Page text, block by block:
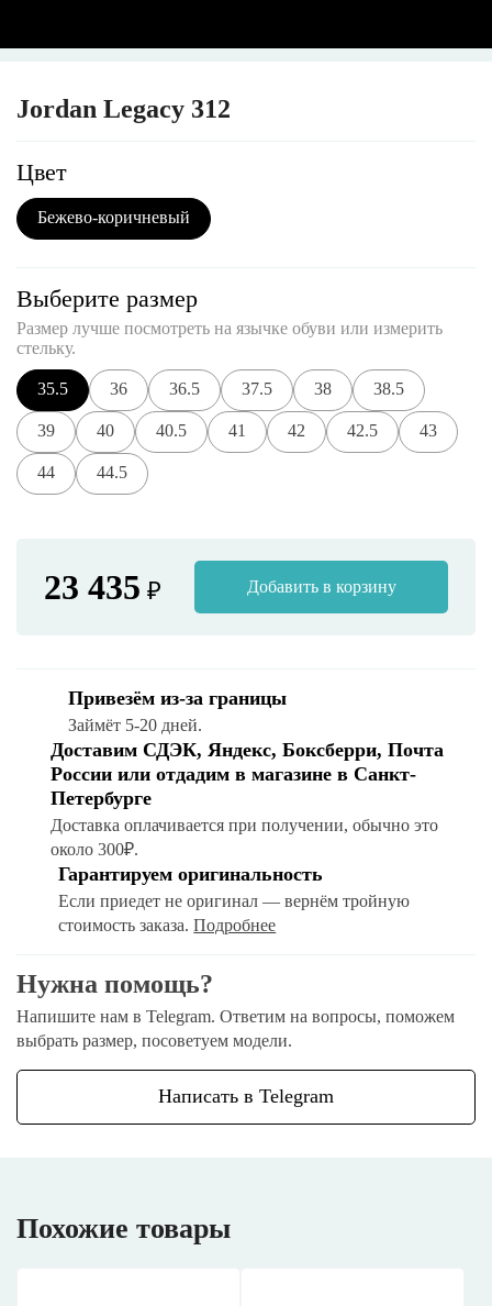
Jordan Legacy 312
Цвет
Бежево-коричневый
Выберите размер
Размер лучше посмотреть на язычке обуви или измерить
стельку.
35.5 36 36.5 37.5 38 38.5
39 40 40.5 41 42 42.5 43
44 44.5
23 435 ₽ Добавить в корзину
Привезём из-за границы
Займёт 5-20 дней.
Доставим СДЭК, Яндекс, Боксберри, Почта
России или отдадим в магазине в Санкт-
Петербурге
Доставка оплачивается при получении, обычно это
около 300₽.
Гарантируем оригинальность
Если приедет не оригинал — вернём тройную
стоимость заказа.Подробнее
Нужна помощь?
Напишите нам в Telegram. Ответим на вопросы, поможем
выбрать размер, посоветуем модели.
Написать в Telegram
Похожие товары